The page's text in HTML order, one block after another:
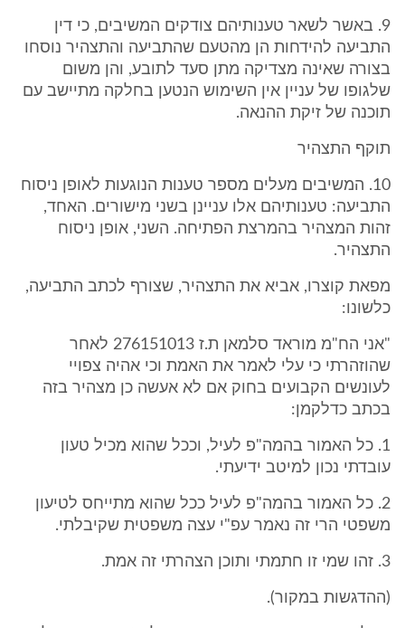
9. באשר לשאר טענותיהם צודקים המשיבים, כי דין
התביעה להידחות הן מהטעם שהתביעה והתצהיר נוסחו
בצורה שאינה מצדיקה מתן סעד לתובע, והן משום
שלגופו של עניין אין השימוש הנטען בחלקה מתיישב עם
תוכנה של זיקת ההנאה.
תוקף התצהיר
10. המשיבים מעלים מספר טענות הנוגעות לאופן ניסוח
התביעה: טענותיהם אלו עניינן בשני מישורים. האחד,
זהות המצהיר בהמרצת הפתיחה. השני, אופן ניסוח
התצהיר.
מפאת קוצרו, אביא את התצהיר, שצורף לכתב התביעה,
כלשונו:
"אני הח"מ מוראד סלמאן ת.ז 276151013 לאחר
שהוזהרתי כי עלי לאמר את האמת וכי אהיה צפויי
לעונשים הקבועים בחוק אם לא אעשה כן מצהיר בזה
בכתב כדלקמן:
1. כל האמור בהמה"פ לעיל, וככל שהוא מכיל טעון
עובדתי נכון למיטב ידיעתי.
2. כל האמור בהמה"פ לעיל ככל שהוא מתייחס לטיעון
משפטי הרי זה נאמר עפ"י עצה משפטית שקיבלתי.
3. זהו שמי זו חתמתי ותוכן הצהרתי זה אמת.
(ההדגשות במקור).